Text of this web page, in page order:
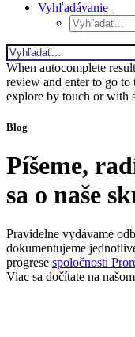
Vyhľadávanie
When autocomplete
review and enter to go to
explore by touch or with
Blog
Píšeme,
sa o naše
Pravidelne vydávame
dokumentujeme
progrese spoločnosti
Viac sa dočítate na